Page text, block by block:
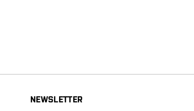
NEWSLETTER